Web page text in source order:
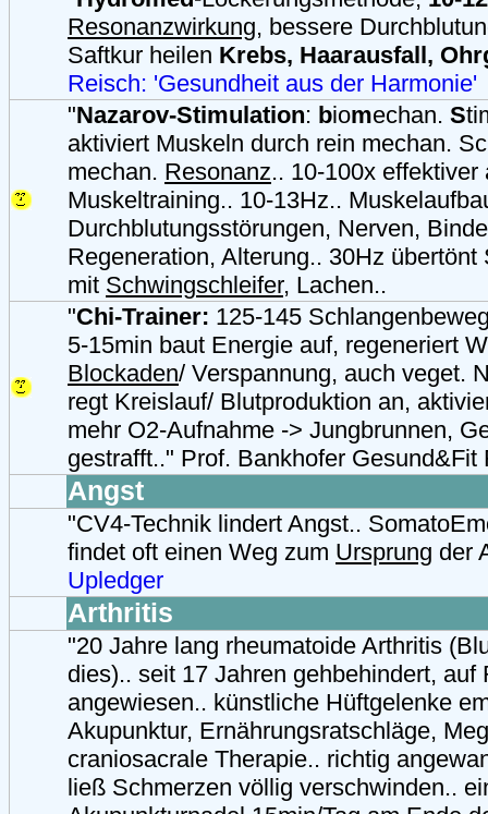
Resonanzwirkung, bessere
Saftkur heilen Krebs, Haarausfall,
Reisch: 'Gesundheit aus der Harmonie'
"Nazarov-Stimulation: biomechan. S
aktiviert Muskeln durch rein mechan.
mechan. Resonanz.. 10-100x effektiver
Muskeltraining.. 10-13Hz..
Durchblutungsstörungen, Nerven,
Regeneration, Alterung.. 30Hz
mit Schwingschleifer, Lachen..
"Chi-Trainer: 125-145
5-15min baut Energie auf, regeneriert
Blockaden/ Verspannung, auch veget.
regt Kreislauf/ Blutproduktion an,
mehr O2-Aufnahme -> Jungbrunnen,
gestrafft.." Prof. Bankhofer Gesund&Fit
Angst
"CV4-Technik lindert Angst..
findet oft einen Weg zum Ursprung der
Upledger
Arthritis
"20 Jahre lang rheumatoide Arthritis
dies).. seit 17 Jahren gehbehindert, auf
angewiesen.. künstliche Hüftgelenke
Akupunktur, Ernährungsratschläge,
craniosacrale Therapie.. richtig
ließ Schmerzen völlig verschwinden..